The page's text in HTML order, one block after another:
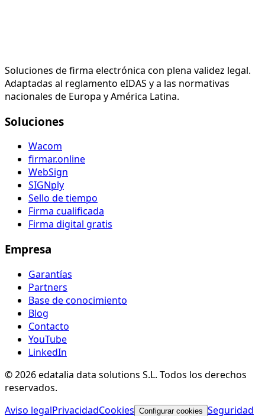
Soluciones de firma electrónica con plena validez legal.
Adaptadas al reglamento eIDAS y a las normativas
nacionales de Europa y América Latina.
Soluciones
Wacom
firmar.online
WebSign
SIGNply
Sello de tiempo
Firma cualificada
Firma digital gratis
Empresa
Garantías
Partners
Base de conocimiento
Blog
Contacto
YouTube
LinkedIn
© 2026 edatalia data solutions S.L. Todos los derechos
reservados.
Aviso legalPrivacidadCookies Configurar cookies Seguridad